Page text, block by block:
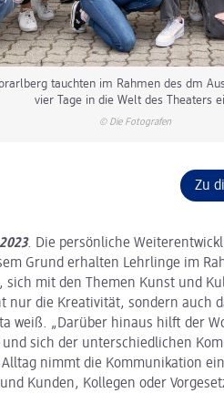
tauchten im Rahmen des dm
vier Tage in die Welt des Theaters
© Die Fotografen
Zu
. Die persönliche
Grund erhalten Lehrlinge im
sich mit den Themen Kunst und
nur die Kreativität, sondern auch
weiß. „Darüber hinaus hilft der
sich der unterschiedlichen
nimmt die Kommunikation
Kunden, Kollegen oder